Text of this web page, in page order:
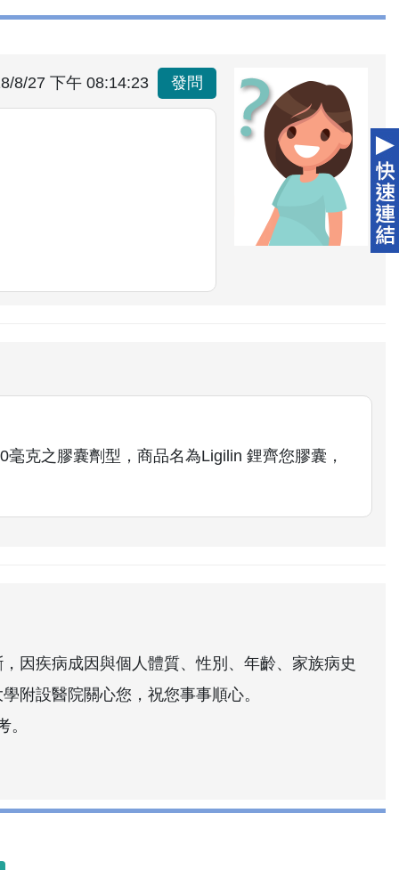
發問
8/27 下午 08:14:23
克之膠囊劑型，商品名為Ligilin 鋰齊您膠囊，
因疾病成因與個人體質、性別、年齡、家族病史
附設醫院關心您，祝您事事順心。